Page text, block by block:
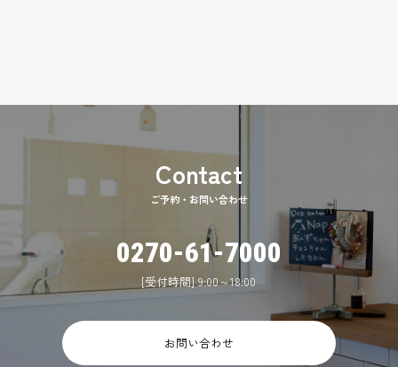
ご予約・お問い合わせ
0270-61-7000
[受付時間] 9:00～18:00
お問い合わせ